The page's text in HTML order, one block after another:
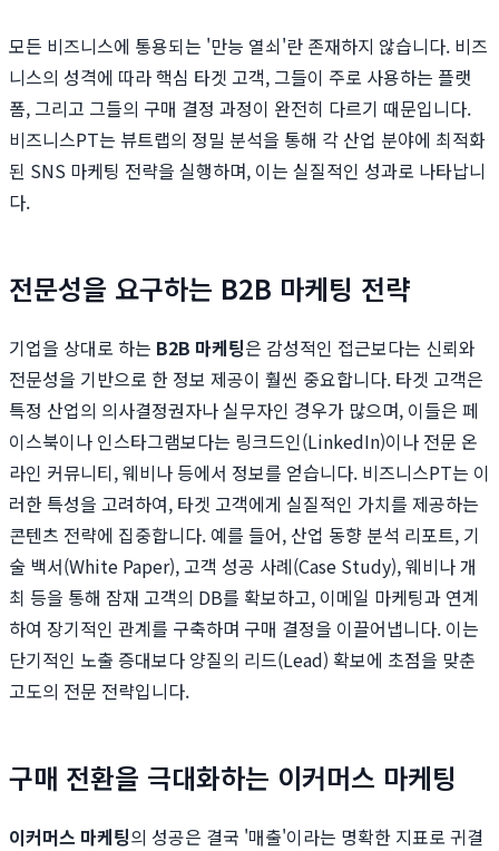
모든 비즈니스에 통용되는 '만능 열쇠'란 존재하지 않습니다. 비즈
니스의 성격에 따라 핵심 타겟 고객, 그들이 주로 사용하는 플랫
폼, 그리고 그들의 구매 결정 과정이 완전히 다르기 때문입니다.
비즈니스PT는 뷰트랩의 정밀 분석을 통해 각 산업 분야에 최적화
된 SNS 마케팅 전략을 실행하며, 이는 실질적인 성과로 나타납니
다.
전문성을 요구하는 B2B 마케팅 전략
기업을 상대로 하는 B2B 마케팅은 감성적인 접근보다는 신뢰와
전문성을 기반으로 한 정보 제공이 훨씬 중요합니다. 타겟 고객은
특정 산업의 의사결정권자나 실무자인 경우가 많으며, 이들은 페
이스북이나 인스타그램보다는 링크드인(LinkedIn)이나 전문 온
라인 커뮤니티, 웨비나 등에서 정보를 얻습니다. 비즈니스PT는 이
러한 특성을 고려하여, 타겟 고객에게 실질적인 가치를 제공하는
콘텐츠 전략에 집중합니다. 예를 들어, 산업 동향 분석 리포트, 기
술 백서(White Paper), 고객 성공 사례(Case Study), 웨비나 개
최 등을 통해 잠재 고객의 DB를 확보하고, 이메일 마케팅과 연계
하여 장기적인 관계를 구축하며 구매 결정을 이끌어냅니다. 이는
단기적인 노출 증대보다 양질의 리드(Lead) 확보에 초점을 맞춘
고도의 전문 전략입니다.
구매 전환을 극대화하는 이커머스 마케팅
이커머스 마케팅의 성공은 결국 '매출'이라는 명확한 지표로 귀결